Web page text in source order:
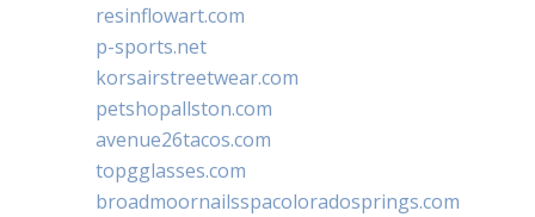
resinflowart.com
p-sports.net
korsairstreetwear.com
petshopallston.com
avenue26tacos.com
topgglasses.com
broadmoornailsspacoloradosprings.com